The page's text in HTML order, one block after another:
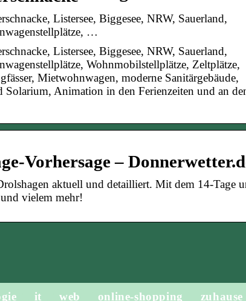
Listersee, Biggesee, NRW, Sauerland,
…
Listersee, Biggesee, NRW, Sauerland,
Wohnmobilstellplätze, Zeltplätze,
Mietwohnwagen, moderne Sanitärgebäude,
Animation in den Ferienzeiten und an
Vorhersage –
aktuell und detailliert. Mit dem 14-Tage
vielem mehr!
it web online-shopping zuhause